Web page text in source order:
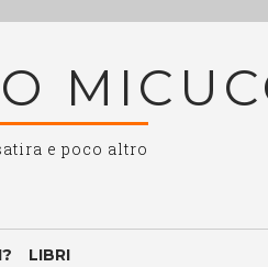
e poco altro
LIBRI